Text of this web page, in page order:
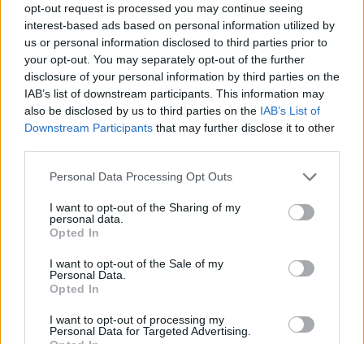
opt-out request is processed you may continue seeing
interest-based ads based on personal information utilized by
us or personal information disclosed to third parties prior to
your opt-out. You may separately opt-out of the further
disclosure of your personal information by third parties on the
IAB’s list of downstream participants. This information may
also be disclosed by us to third parties on the IAB’s List of
Downstream Participants that may further disclose it to other
Personal Data Processing Opt Outs
I want to opt-out of the Sharing of my
personal data.
Opted In
I want to opt-out of the Sale of my
Personal Data.
Opted In
I want to opt-out of processing my
Personal Data for Targeted Advertising.
Esim for Global
for Turkey|Esim for Germany|Esim for Greece |